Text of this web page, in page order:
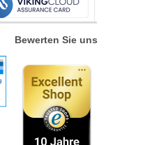
Bewerten Sie uns